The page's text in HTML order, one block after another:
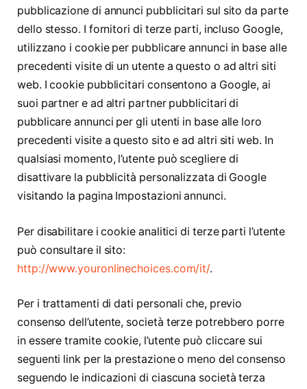
pubblicazione di annunci pubblicitari sul sito da parte
dello stesso. I fornitori di terze parti, incluso Google,
utilizzano i cookie per pubblicare annunci in base alle
precedenti visite di un utente a questo o ad altri siti
web. I cookie pubblicitari consentono a Google, ai
suoi partner e ad altri partner pubblicitari di
pubblicare annunci per gli utenti in base alle loro
precedenti visite a questo sito e ad altri siti web. In
qualsiasi momento, l’utente può scegliere di
disattivare la pubblicità personalizzata di Google
visitando la pagina Impostazioni annunci.
Per disabilitare i cookie analitici di terze parti l’utente
può consultare il sito:
http://www.youronlinechoices.com/it/.
Per i trattamenti di dati personali che, previo
consenso dell’utente, società terze potrebbero porre
in essere tramite cookie, l’utente può cliccare sui
seguenti link per la prestazione o meno del consenso
seguendo le indicazioni di ciascuna società terza